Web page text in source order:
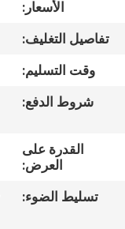
اتصل
القضايا
الأسعار:
تفاصيل التغليف:
وقت التسليم:
شروط الدفع:
القدرة على
العرض:
تسليط الضوء: